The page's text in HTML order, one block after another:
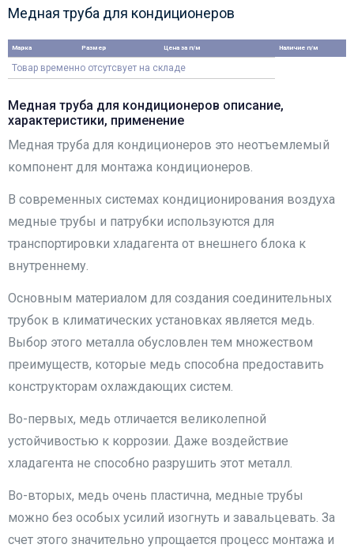
Медная труба для кондиционеров
Марка Размер Цена за п/м Наличие п/м
Товар временно отсутсвует на складе
Медная труба для кондиционеров описание,
характеристики, применение
Медная труба для кондиционеров это неотъемлемый
компонент для монтажа кондиционеров.
В современных системах кондиционирования воздуха
медные трубы и патрубки используются для
транспортировки хладагента от внешнего блока к
внутреннему.
Основным материалом для создания соединительных
трубок в климатических установках является медь.
Выбор этого металла обусловлен тем множеством
преимуществ, которые медь способна предоставить
конструкторам охлаждающих систем.
Во-первых, медь отличается великолепной
устойчивостью к коррозии. Даже воздействие
хладагента не способно разрушить этот металл.
Во-вторых, медь очень пластична, медные трубы
можно без особых усилий изогнуть и завальцевать. За
счет этого значительно упрощается процесс монтажа и